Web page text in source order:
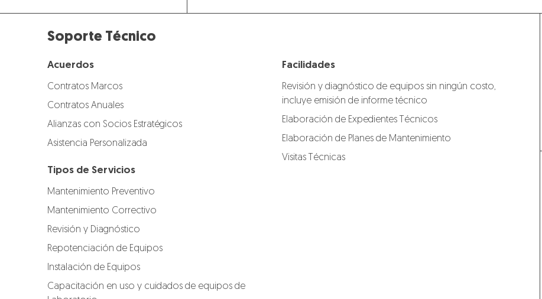
Soporte Técnico
Acuerdos
Contratos Marcos
Contratos Anuales
Alianzas con Socios Estratégicos
Asistencia Personalizada
Tipos de Servicios
Mantenimiento Preventivo
Mantenimiento Correctivo
Revisión y Diagnóstico
Repotenciación de Equipos
Instalación de Equipos
Capacitación en uso y cuidados de equipos de
Facilidades
Revisión y diagnóstico de equipos sin ningún costo,
incluye emisión de informe técnico
Elaboración de Expedientes Técnicos
Elaboración de Planes de Mantenimiento
Visitas Técnicas